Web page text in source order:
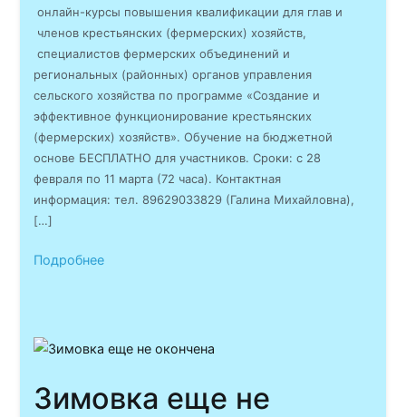
онлайн-курсы повышения квалификации для глав и
членов крестьянских (фермерских) хозяйств,
специалистов фермерских объединений и
региональных (районных) органов управления
сельского хозяйства по программе «Создание и
эффективное функционирование крестьянских
(фермерских) хозяйств». Обучение на бюджетной
основе БЕСПЛАТНО для участников. Сроки: с 28
февраля по 11 марта (72 часа). Контактная
информация: тел. 89629033829 (Галина Михайловна),
[…]
Подробнее
Зимовка еще не